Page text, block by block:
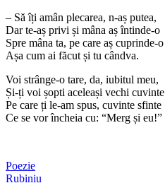
– Să îți amân plecarea, n-aș putea,
Dar te-aș privi și mâna aș întinde-o
Spre mâna ta, pe care aș cuprinde-o
Așa cum ai făcut și tu cândva.
Voi strânge-o tare, da, iubitul meu,
Și-ți voi șopti aceleași vechi cuvinte
Pe care ți le-am spus, cuvinte sfinte
Ce se vor încheia cu: “Merg și eu!”
Poezie
Rubiniu